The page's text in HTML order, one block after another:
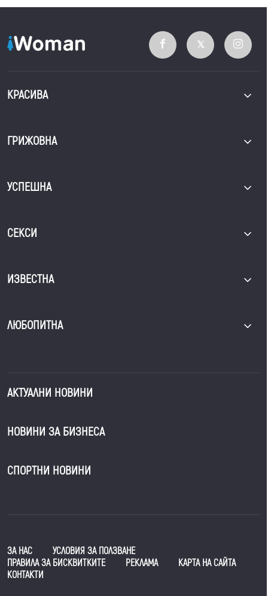
КРАСИВА
ГРИЖОВНА
УСПЕШНА
СЕКСИ
ИЗВЕСТНА
ЛЮБОПИТНА
АКТУАЛНИ НОВИНИ
НОВИНИ ЗА БИЗНЕСА
СПОРТНИ НОВИНИ
ЗА НАС
УСЛОВИЯ ЗА ПОЛЗВАНЕ
ПРАВИЛА ЗА БИСКВИТКИТЕ
РЕКЛАМА
КАРТА НА САЙТА
КОНТАКТИ